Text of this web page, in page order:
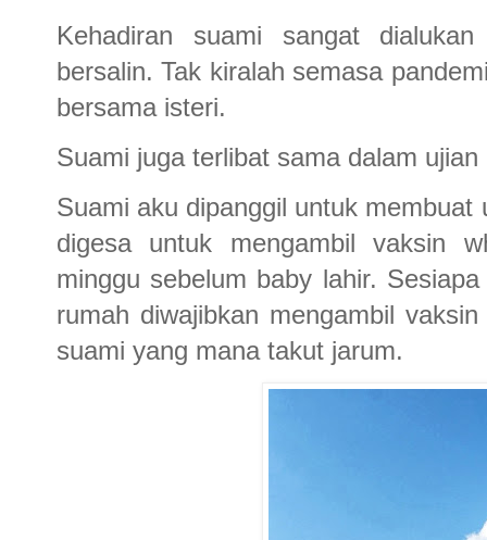
Kehadiran suami sangat
bersalin. Tak kiralah semasa
bersama isteri.
Suami juga terlibat sama dalam
Suami aku dipanggil untuk
digesa untuk mengambil vaksin
minggu sebelum baby lahir.
rumah diwajibkan mengambil
suami yang mana takut jarum.